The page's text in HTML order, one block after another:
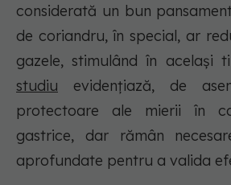
considerată un bun
de coriandru, în special, ar
gazele, stimulând în același
studiu evidențiază, de
protectoare ale mierii în
gastrice, dar rămân
aprofundate pentru a valida